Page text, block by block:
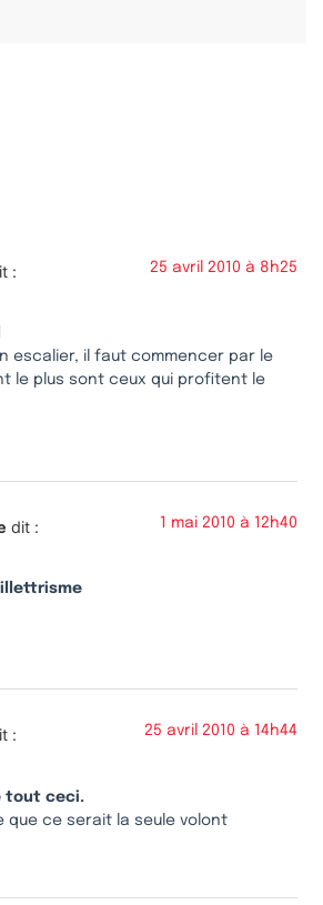
: 25 avril 2010 à 8h25
escalier, il faut commencer par le
le plus sont ceux qui profitent le
dit : 1 mai 2010 à 12h40
: 25 avril 2010 à 14h44
tout ceci.
que ce serait la seule volont